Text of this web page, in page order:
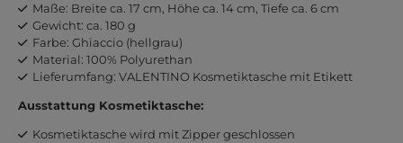
Maße: Breite ca. 17 cm, Höhe ca. 14 cm, Tiefe ca. 6 cm
Gewicht: ca. 180 g
Farbe: Ghiaccio (hellgrau)
Material: 100% Polyurethan
Lieferumfang: VALENTINO Kosmetiktasche mit Etikett
Ausstattung Kosmetiktasche:
Kosmetiktasche wird mit Zipper geschlossen